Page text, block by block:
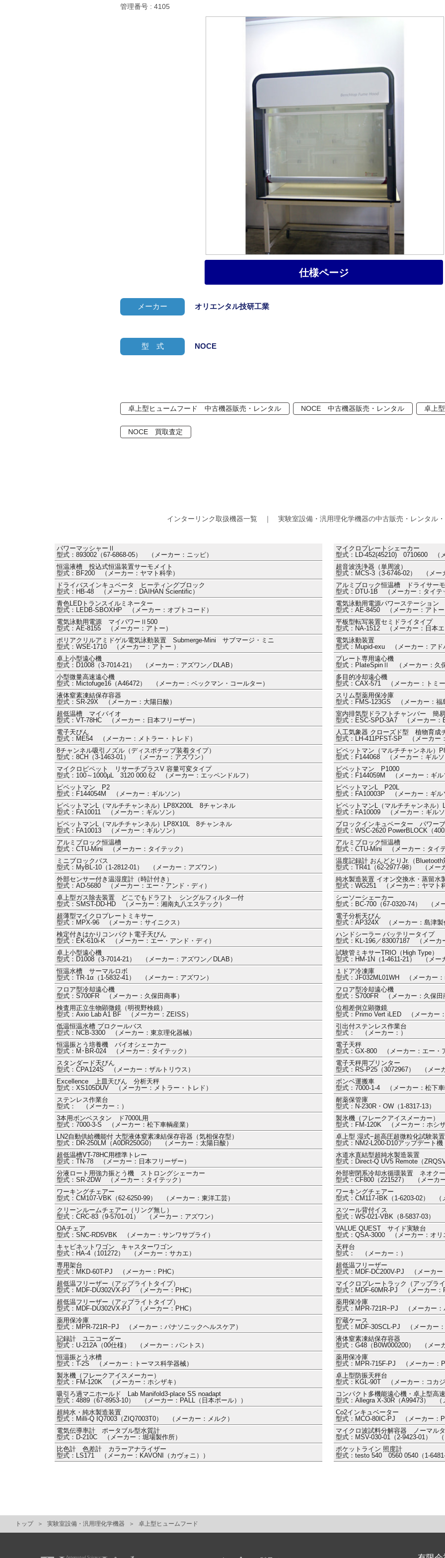
管理番号 : 4105
メーカー オリエンタル技研工業
仕様ページ
型 式 NOCE
卓上型ヒュームフード 中古機器販売・レンタル NOCE 中古機器販売・レンタル 卓上
NOCE 買取査定
インターリンク取扱機器一覧 ｜ 実験室設備・汎用理化学機器の中古販売・レンタル
パワーマッシャーⅡ
型式：893002（67-6868-05） （メーカー：ニッピ）
マイクロプレートシェーカー
型式：LD-452(45210) 0710600 （
恒温液槽 投込式恒温装置サーモメイト
型式：BF200 （メーカー：ヤマト科学）
超音波洗浄器（単周波）
型式：MCS-3（3-6746-02） （メー
ドライバスインキュベータ ヒーティングブロック
型式：HB-48 （メーカー：DAIHAN Scientific）
アルミブロック恒温槽 ドライサー
型式：DTU-1B （メーカー：タイテ
青色LEDトランスイルミネーター
型式：LEDB-SBOXHP （メーカー：オプトコード）
電気泳動用電源パワーステーション
型式：AE-8450 （メーカー：アト
電気泳動用電源 マイパワーⅡ500
型式：AE-8155 （メーカー：アトー）
平板型転写装置セミドライタイプ
型式：NA-1512 （メーカー：日本
ポリアクリルアミドゲル電気泳動装置 Submerge-Mini サブマージ・ミニ
型式：WSE-1710 （メーカー：アトー ）
電気泳動装置
型式：Mupid-exu （メーカー：アド
卓上小型遠心機
型式：D1008（3-7014-21） （メーカー：アズワン／DLAB）
プレート専用遠心機
型式：PlateSpinⅡ （メーカー：久
小型微量高速遠心機
型式：Mictofuge16（A46472） （メーカー：ベックマン・コールター）
多目的冷却遠心機
型式：CAX-571 （メーカー：トミ
液体窒素凍結保存容器
型式：SR-29X （メーカー：大陽日酸）
スリム型薬用保冷庫
型式：FMS-123GS （メーカー：福
超低温槽 マイバイオ
型式：VT-78HC （メーカー：日本フリーザー）
室内排気型ドラフトチャンバー 簡
型式：ESC-SPD-3A7 （メーカー：
電子天びん
型式：ME54 （メーカー：メトラー・トレド）
人工気象器 クローズド型 植物育成
型式：LH-411PFST-SP （メーカー
8チャンネル吸引ノズル（ディスポチップ装着タイプ）
型式：8CH（3-1463-01） （メーカー：アズワン）
ピペットマン（マルチチャンネル）
型式：F144068 （メーカー：ギル
マイクロピペット リサーチプラスV 容量可変タイプ
型式：100～1000µL 3120 000.62 （メーカー：エッペンドルフ）
ピペットマン P1000
型式：F144059M （メーカー：ギル
ピペットマン P2
型式：F144054M （メーカー：ギルソン）
ピペットマンL P20L
型式：FA10003P （メーカー：ギル
ピペットマンL（マルチチャンネル）LP8X200L 8チャンネル
型式：FA10011 （メーカー：ギルソン）
ピペットマンL（マルチチャンネル
型式：FA10009 （メーカー：ギル
ピペットマンL（マルチチャンネル）LP8X10L 8チャンネル
型式：FA10013 （メーカー：ギルソン）
ブロックインキュベーター パワー
型式：WSC-2620 PowerBLOCK（
アルミブロック恒温槽
型式：CTU-Mini （メーカー：タイテック）
アルミブロック恒温槽
型式：CTU-Mini （メーカー：タイ
ミニブロックバス
型式：MyBL-10（1-2812-01） （メーカー：アズワン）
温度記録計 おんどとりJr.（
型式：TR41（62-2977-98） （メー
外部センサー付き温湿度計（時計付き）
型式：AD-5680 （メーカー：エー・アンド・ディ）
純水製造装置 イオン交換水・蒸留
型式：WG251 （メーカー：ヤマト
卓上型ガス除去装置 どこでもドラフト シングルフィルタ―付
型式：SMST-DD-HD （メーカー：湘南丸八エステック）
シーソーシェーカー
型式：BC-700（67-0320-74） （メ
超薄型マイクロプレートミキサー
型式：MPX-96 （メーカー：サイニクス）
電子分析天びん
型式：AP324X （メーカー：島津製
検定付きはかりコンパクト電子天びん
型式：EK-610i-K （メーカー：エー・アンド・ディ）
ハンドシーラー バッテリータイプ
型式：KL-196／83007187 （メーカ
卓上小型遠心機
型式：D1008（3-7014-21） （メーカー：アズワン／DLAB）
試験管ミキサーTRIO（High Type）
型式：HM-1N（1-4611-21） （メー
恒温水槽 サーマルロボ
型式：TR-1α（1-5832-41） （メーカー：アズワン）
１ドア冷凍庫
型式：JF032ML01WH （メーカー
フロア型冷却遠心機
型式：S700FR （メーカー：久保田商事）
フロア型冷却遠心機
型式：S700FR （メーカー：久保田
検査用正立生物顕微鏡（明視野検鏡）
型式：Axio Lab A1 BF （メーカー：ZEISS）
位相差倒立顕微鏡
型式：Primo Vert iLED （メーカー
低温恒温水槽 プロクールバス
型式：NCB-3300 （メーカー：東京理化器械）
引出付ステンレス作業台
型式： （メーカー：）
恒温振とう培養機 バイオシェーカー
型式：M･BR-024 （メーカー：タイテック）
電子天秤
型式：GX-800 （メーカー：エー・
スタンダード天びん
型式：CPA124S （メーカー：ザルトリウス）
電子天秤用プリンター
型式：RS-P25（3072967） （メー
Excellence 上皿天びん 分析天秤
型式：XS105DUV （メーカー：メトラー・トレド）
ボンベ運搬車
型式：7000-1-4 （メーカー：松下
ステンレス作業台
型式： （メーカー：）
耐薬保管庫
型式：N-230R・OW（1-8317-13）
3本用ボンベスタン ド7000L用
型式：7000-3-S （メーカー：松下車輌産業）
製氷機（フレークアイスメーカー）
型式：FM-120K （メーカー：ホシ
LN2自動供給機能付 大型液体窒素凍結保存容器（気相保存型）
型式：DR-250LM（A0DR250G0） （メーカー：太陽日酸）
卓上型 湿式−超高圧超微粒化試験装
型式：NM2-L200-D10アップデート
超低温槽VT-78HC用標準トレー
型式：TN-78 （メーカー：日本フリーザー）
水道水直結型超純水製造装置
型式：Direct-Q UV5 Remote（
分液ロート用強力振とう機 ストロングシェーカー
型式：SR-2DW （メーカー：タイテック）
外部密閉系冷却水循環装置 ネオク
型式：CF800（221527） （メーカ
ワーキングチェアー
型式：CM107-VBK（62-6250-99） （メーカー：東洋工芸）
ワーキングチェアー
型式：CM117-IBK（1-6203-02） （
クリーンルームチェアー（リング無し）
型式：CRC-83（9-5701-01） （メーカー：アズワン）
スツール背付イス
型式：WS-021-VBK（8-5837-03）
OAチェア
型式：SNC-RD5VBK （メーカー：サンワサプライ）
VALUE QUEST サイド実験台
型式：QSA-3000 （メーカー：オリ
キャビネットワゴン キャスターワゴン
型式：HA-4（101272） （メーカー：サカエ）
天秤台
型式： （メーカー：）
専用架台
型式：MKD-60T-PJ （メーカー：PHC）
超低温フリーザー
型式：MDF-DC200V-PJ （メーカー
超低温フリーザー（アップライトタイプ）
型式：MDF-DU302VX-PJ （メーカー：PHC）
マイクロプレートラック（アップラ
型式：MDF-60MR-PJ （メーカー：
超低温フリーザー（アップライトタイプ）
型式：MDF-DU302VX-PJ （メーカー：PHC）
薬用保冷庫
型式：MPR-721R−PJ （メーカー：
薬用保冷庫
型式：MPR-721R−PJ （メーカー：パナソニックヘルスケア）
貯蔵ケース
型式：MDF-30SCL-PJ （メーカー
記録計 ユニコーダー
型式：U-212A（00仕様） （メーカー：パントス）
液体窒素凍結保存容器
型式：G48（B0W000200） （メー
恒温振とう水槽
型式：T-2S （メーカー：トーマス科学器械）
薬用保冷庫
型式：MPR-715F-PJ （メーカー：
製氷機（フレークアイスメーカー）
型式：FM-120K （メーカー：ホシザキ）
卓上型防振天秤台
型式：KGL-90T （メーカー：コカ
吸引ろ過マニホールド Lab Manifold3-place SS noadapt
型式：4889（67-8953-10） （メーカー：PALL（日本ポール））
コンパクト多機能遠心機・卓上型高
型式：Allegra X-30R（A99473） （
超純水・純水製造装置
型式：Milli-Q IQ7003（ZIQ7003T0） （メーカー：メルク）
Co2インキュベーター
型式：MCO-80IC-PJ （メーカー：
電気伝導率計 ポータブル型水質計
型式：D-210C （メーカー：堀場製作所）
マイクロ波試料分解容器 ノーマル
型式：MSV-030-01（2-9423-01）
比色計 色差計 カラーアナライザー
型式：LS171 （メーカー：KAVONI（カヴォニ））
ポケットライン 照度計
型式：testo 540 0560 0540（1-
トップ 実験室設備・汎用理化学機器 卓上型ヒュームフード